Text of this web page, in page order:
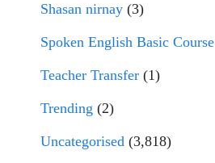
Shasan nirnay (3)
Spoken English Basic Course
Teacher Transfer (1)
Trending (2)
Uncategorised (3,818)